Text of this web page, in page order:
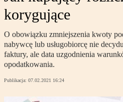
korygujące
O obowiązku zmniejszenia kwoty
nabywcę lub usługobiorcę nie
faktury, ale data uzgodnienia
opodatkowania.
Publikacja: 07.02.2021 16:24